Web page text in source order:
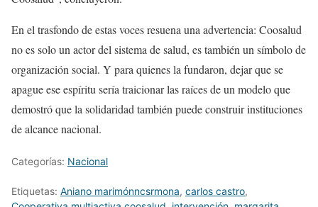
En el trasfondo de estas voces resuena una advertencia: Coosalud
no es solo un actor del sistema de salud, es también un símbolo de
organización social. Y para quienes la fundaron, dejar que se
apague ese espíritu sería traicionar las raíces de un modelo que
demostró que la solidaridad también puede construir instituciones
de alcance nacional.
Categorías: Nacional
Etiquetas: Aniano marimónncsrmona, carlos castro,